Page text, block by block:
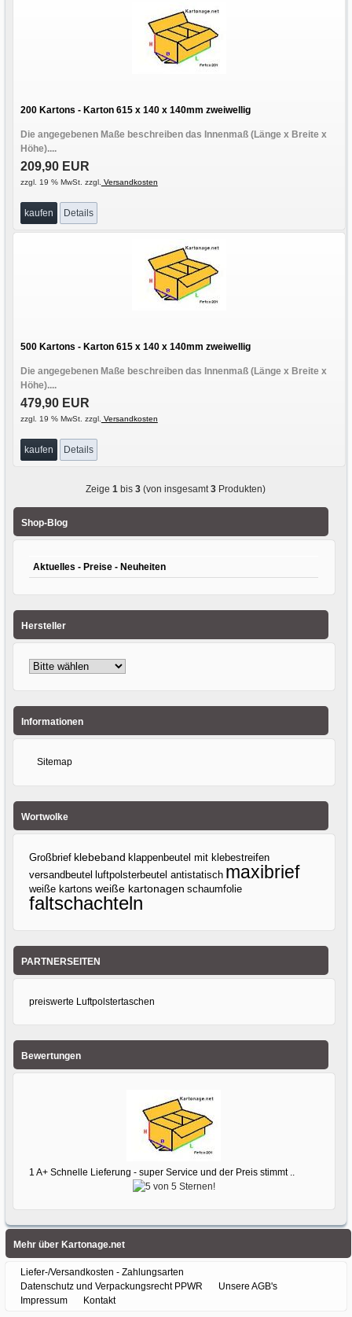
200 Kartons - Karton 615 x 140 x 140mm zweiwellig
Die angegebenen Maße beschreiben das Innenmaß (Länge x Breite x
Höhe)....
209,90 EUR
zzgl. 19 % MwSt. zzgl. Versandkosten
kaufen Details
500 Kartons - Karton 615 x 140 x 140mm zweiwellig
Die angegebenen Maße beschreiben das Innenmaß (Länge x Breite x
Höhe)....
479,90 EUR
zzgl. 19 % MwSt. zzgl. Versandkosten
kaufen Details
Zeige1 bis3 (von insgesamt3 Produkten)
Shop-Blog
Aktuelles - Preise - Neuheiten
Hersteller
Informationen
Sitemap
Wortwolke
Großbrief klebeband klappenbeutel mit klebestreifen
versandbeutel luftpolsterbeutel antistatisch maxibrief
weiße kartons weiße kartonagen schaumfolie
faltschachteln
PARTNERSEITEN
preiswerte Luftpolstertaschen
Bewertungen
1 A+ Schnelle Lieferung - super Service und der Preis stimmt ..
Mehr über Kartonage.net
Liefer-/Versandkosten - Zahlungsarten
Datenschutz und Verpackungsrecht PPWR
Unsere AGB's
Impressum
Kontakt